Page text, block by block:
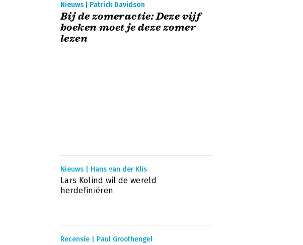
Nieuws | Patrick Davidson
Bij de zomeractie: Deze vijf
boeken moet je deze zomer
lezen
Nieuws | Hans van der Klis
Lars Kolind wil de wereld
herdefiniëren
Recensie | Paul Groothengel